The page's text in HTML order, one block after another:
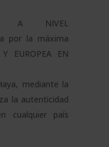
A NIVEL
por la máxima
EUROPEA EN
mediante la
la autenticidad
cualquier país